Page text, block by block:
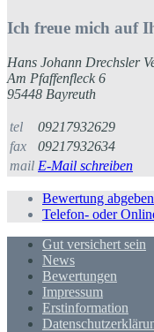
Ich freue mich auf
Hans Johann Drechsler
Am Pfaffenfleck 6
95448 Bayreuth
tel
09217932629
fax
09217932634
mail E-Mail schreiben
Bewertung abgeben
Telefon- oder
Gut versichert sein
News
Bewertungen
Impressum
Erstinformation